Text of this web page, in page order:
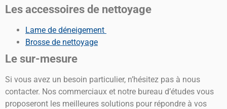
Les accessoires de nettoyage
Lame de déneigement
Brosse de nettoyage
Le sur-mesure
Si vous avez un besoin particulier, n’hésitez pas à nous
contacter. Nos commerciaux et notre bureau d’études vous
proposeront les meilleures solutions pour répondre à vos